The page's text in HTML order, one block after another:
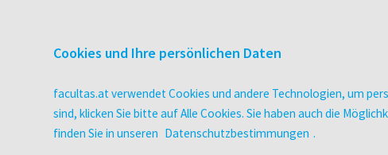
Buchhandel
Druckerei facultas druckt.
Wissen Magazin
Pflegeausbildung
Cookies und Ihre persönlichen Daten
facultas.at verwendet Cookies und andere Technologien, um
sind, klicken Sie bitte auf Alle Cookies. Sie haben auch die
finden Sie in unseren Datenschutzbestimmungen .